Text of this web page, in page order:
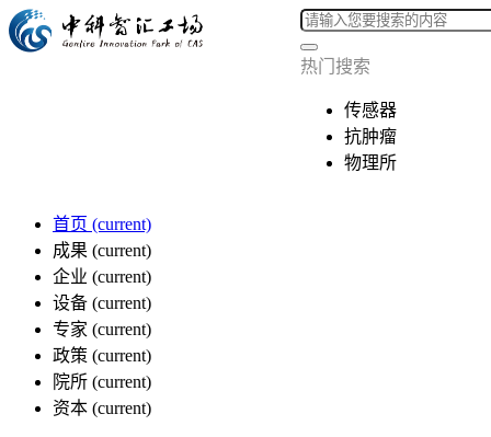
热门搜索
传感器
抗肿瘤
物理所
首页 (current)
成果 (current)
企业 (current)
设备 (current)
专家 (current)
政策 (current)
院所 (current)
资本 (current)